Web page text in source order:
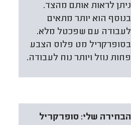
ניתן לראות אותם מהצד.
בנוסף הוא יותר מתאים
לעבודה עם שפכטל מלא.
בסופרקריל מט פלוס הצבע
פחות נוזל ויותר נוח לעבודה.
הבחירה שלי: סופרקריל